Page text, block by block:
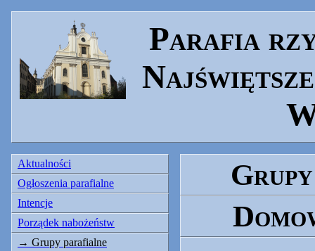
Parafia
Aktualności
Ogłoszenia parafialne
Intencje
Porządek nabożeństw
Grupy parafialne